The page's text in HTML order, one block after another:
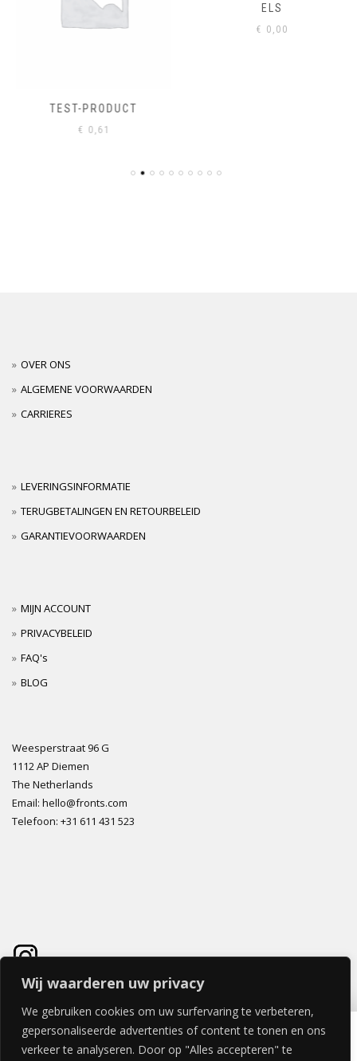
Wij waarderen uw privacy
We gebruiken cookies om uw surfervaring te verbeteren,
gepersonaliseerde advertenties of content te tonen en ons
verkeer te analyseren. Door op "Alles accepteren" te
TEST-PRODUCT
€0,61
ELS
€0,00
OVER ONS
ALGEMENE VOORWAARDEN
CARRIERES
LEVERINGSINFORMATIE
TERUGBETALINGEN EN RETOURBELEID
GARANTIEVOORWAARDEN
MIJN ACCOUNT
PRIVACYBELEID
FAQ's
BLOG
Weesperstraat 96 G
1112 AP Diemen
The Netherlands
Email: hello@fronts.com
Telefoon: +31 611 431 523
FOREST ECHO DEUR 30x100cm
€101,64